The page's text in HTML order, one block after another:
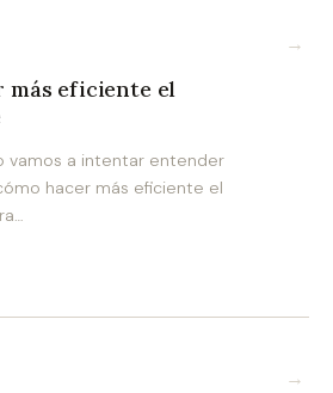
más eficiente el
vamos a intentar entender
hacer más eficiente el
→
→